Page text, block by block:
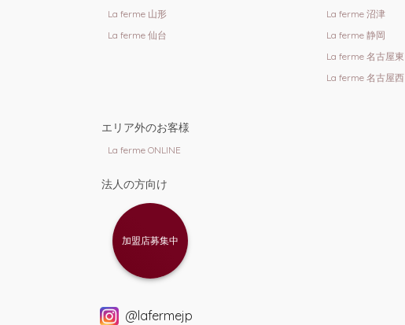
La ferme 山形
La ferme 仙台
La ferme 沼津
La ferme 静岡
La ferme 名古屋東
La ferme 名古屋西
エリア外のお客様
La ferme ONLINE
法人の方向け
加盟店募集中
@lafermejp